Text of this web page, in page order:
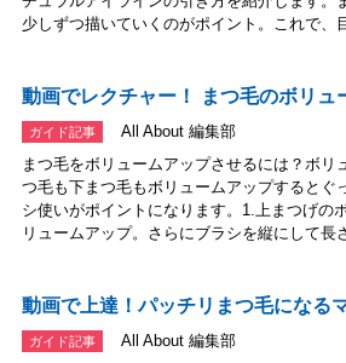
少しずつ描いていくのがポイント。これで、
動画でレクチャー！ まつ毛のボリュ
ガイド記事
All About 編集部
まつ毛をボリュームアップさせるには？ボ
つ毛も下まつ毛もボリュームアップするとぐ
シ使いがポイントになります。1.上まつげの
リュームアップ。さらにブラシを縦にして長
動画で上達！パッチリまつ毛になる
ガイド記事
All About 編集部